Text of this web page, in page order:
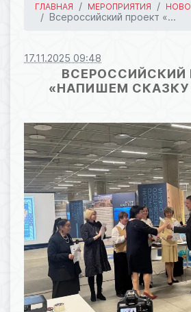
ГЛАВНАЯ МЕРОПРИЯТИЯ
Всероссийский проект «...
17.11.2025 09:48
ВСЕРОССИЙСКИЙ
«НАПИШЕМ СКАЗКУ